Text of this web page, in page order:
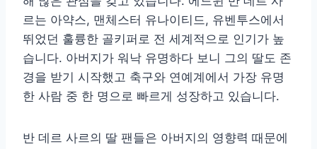
르는 아약스, 맨체스터 유나이티드, 유벤투스에서
뛰었던 훌륭한 골키퍼로 전 세계적으로 인기가 높
습니다. 아버지가 워낙 유명하다 보니 그의 딸도 존
경을 받기 시작했고 축구와 연예계에서 가장 유명
한 사람 중 한 명으로 빠르게 성장하고 있습니다.
반 데르 사르의 딸 팬들은 아버지의 영향력 때문에